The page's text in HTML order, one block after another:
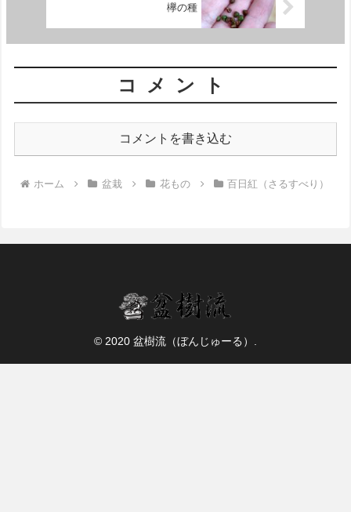
欅の種
コメント
コメントを書き込む
ホーム 盆栽 花もの 百日紅（さるすべり）
© 2020 盆樹流（ぼんじゅーる）.